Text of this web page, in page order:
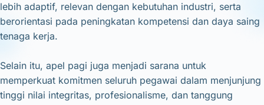
lebih adaptif, relevan dengan kebutuhan industri, serta
berorientasi pada peningkatan kompetensi dan daya saing
tenaga kerja.
Selain itu, apel pagi juga menjadi sarana untuk
memperkuat komitmen seluruh pegawai dalam menjunjung
tinggi nilai integritas, profesionalisme, dan tanggung